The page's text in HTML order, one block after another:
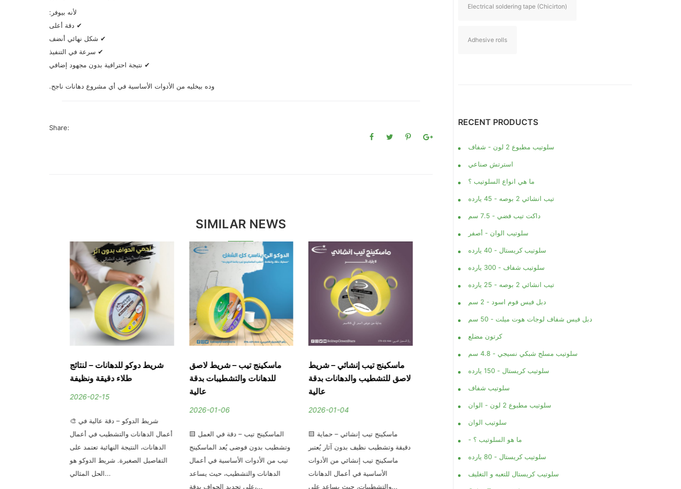
لأنه بيوفر:
✔ دقة أعلى
✔ شكل نهائي أنضف
✔ سرعة في التنفيذ
✔ نتيجة احترافية بدون مجهود إضافي
وده بيخليه من الأدوات الأساسية في أي مشروع دهانات ناجح.
Share:
SIMILAR NEWS
شريط دوكو للدهانات – لنتائج
طلاء دقيقة ونظيفة
2026-02-15
🎨 شريط الدوكو – دقة عالية في
أعمال الدهانات والتشطيب في أعمال
الدهانات، النتيجة النهائية تعتمد على
التفاصيل الصغيرة. شريط الدوكو هو
الحل المثالي...
ماسكينج تيب – شريط لاصق
للدهانات والتشطيبات بدقة
عالية
2026-01-06
🟨 الماسكينج تيب – دقة في العمل
وتشطيب بدون فوضى يُعد الماسكينج
تيب من الأدوات الأساسية في أعمال
الدهانات والتشطيب، حيث يساعد
على تحديد الحواف بدقة،...
ماسكينج تيب إنشائي – شريط
لاصق للتشطيب والدهانات بدقة
عالية
2026-01-04
🟨 ماسكينج تيب إنشائي – حماية
دقيقة وتشطيب نظيف بدون آثار يُعتبر
ماسكينج تيب إنشائي من الأدوات
الأساسية في أعمال الدهانات
والتشطيبات، حيث يساعد على...
لاصق احترافي لأعمال الدهانات
والتشطيبات
2025-12-03
والتشطيبات يُعتبر الماسكينج تيب
الإنشائي واحدًا من أهم الأدوات
2025-11-29
التشطيب والبناء، لأنه يقدم قوة لصق
Electrical soldering tape (Chicirton)
Adhesive rolls
RECENT PRODUCTS
سلوتيب مطبوع 2 لون - شفاف
استرتش صناعي
ما هي انواع السلوتيب ؟
تيب انشائي 2 بوصه - 45 يارده
داكت تيب فضي - 7.5 سم
سلوتيب الوان - أصفر
سلوتيب كريستال - 40 يارده
سلوتيب شفاف - 300 يارده
تيب انشائي 2 بوصه - 25 يارده
دبل فيس فوم اسود - 2 سم
دبل فيس شفاف لوجات هوت ميلت - 50 سم
كرتون مضلع
سلوتيب مسلح شبكي نسيجي - 4.8 سم
سلوتيب كريستال - 150 يارده
سلوتيب شفاف
سلوتيب مطبوع 2 لون - الوان
سلوتيب الوان
- ما هو السلوتيب ؟
سلوتيب كريستال - 80 يارده
سلوتيب كريستال للتعبه و التغليف